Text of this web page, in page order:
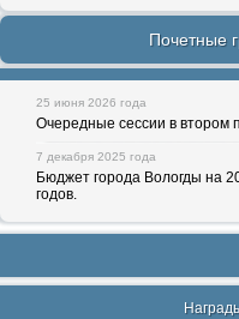
Почетные
25 июня 2026 года
Очередные сессии в втором
7 декабря 2025 года
Бюджет города Вологды на
годов.